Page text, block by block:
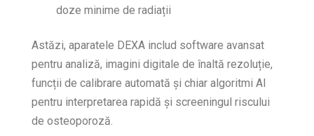
doze minime de radiații
Astăzi, aparatele DEXA includ software avansat
pentru analiză, imagini digitale de înaltă rezoluție,
funcții de calibrare automată și chiar algoritmi AI
pentru interpretarea rapidă și screeningul riscului
de osteoporoză.